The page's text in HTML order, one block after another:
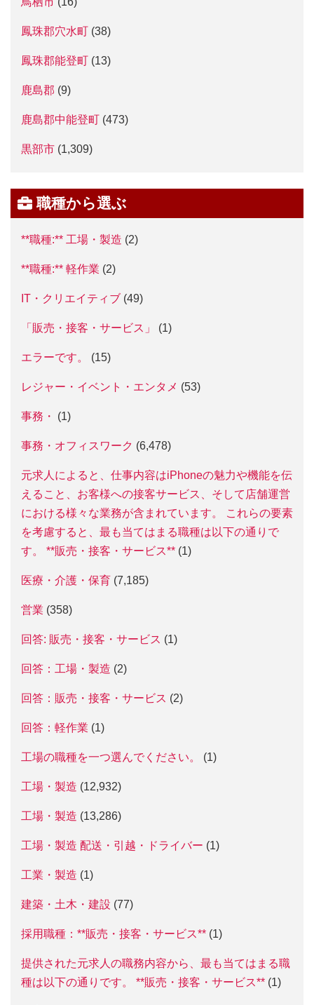
鳳珠郡穴水町 (38)
鳳珠郡能登町 (13)
鹿島郡 (9)
鹿島郡中能登町 (473)
黒部市 (1,309)
職種から選ぶ
**職種:** 工場・製造 (2)
**職種:** 軽作業 (2)
IT・クリエイティブ (49)
「販売・接客・サービス」 (1)
エラーです。 (15)
レジャー・イベント・エンタメ (53)
事務・ (1)
事務・オフィスワーク (6,478)
元求人によると、仕事内容はiPhoneの魅力や機能を伝
えること、お客様への接客サービス、そして店舗運営
における様々な業務が含まれています。 これらの要素
を考慮すると、最も当てはまる職種は以下の通りで
す。 **販売・接客・サービス** (1)
医療・介護・保育 (7,185)
営業 (358)
回答: 販売・接客・サービス (1)
回答：工場・製造 (2)
回答：販売・接客・サービス (2)
回答：軽作業 (1)
工場の職種を一つ選んでください。 (1)
工場・製造 (12,932)
工場・製造 (13,286)
工場・製造 配送・引越・ドライバー (1)
工業・製造 (1)
建築・土木・建設 (77)
採用職種：**販売・接客・サービス** (1)
提供された元求人の職務内容から、最も当てはまる職
種は以下の通りです。 **販売・接客・サービス** (1)